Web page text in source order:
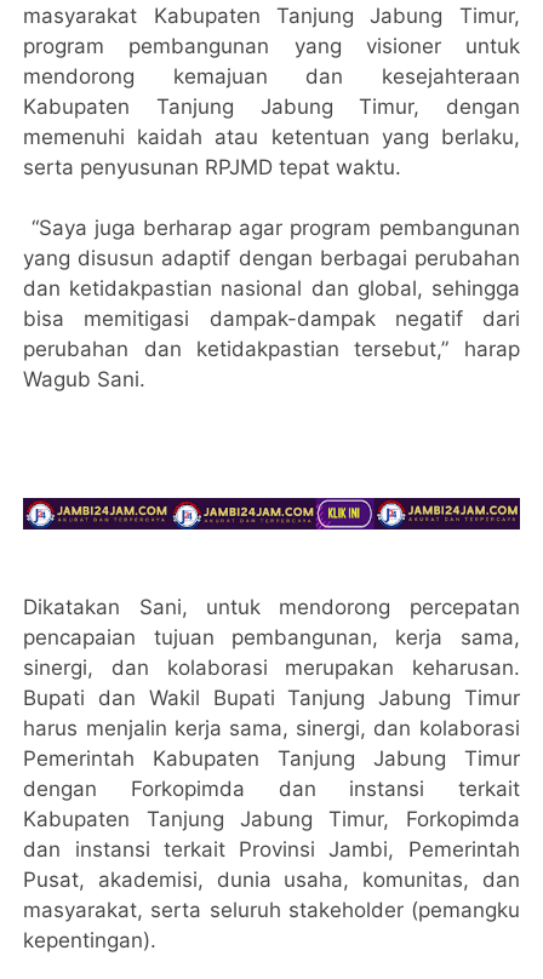
masyarakat Kabupaten Tanjung Jabung Timur,
program pembangunan yang visioner untuk
mendorong kemajuan dan kesejahteraan
Kabupaten Tanjung Jabung Timur, dengan
memenuhi kaidah atau ketentuan yang berlaku,
serta penyusunan RPJMD tepat waktu.
“Saya juga berharap agar program pembangunan
yang disusun adaptif dengan berbagai perubahan
dan ketidakpastian nasional dan global, sehingga
bisa memitigasi dampak-dampak negatif dari
perubahan dan ketidakpastian tersebut,” harap
Wagub Sani.
Dikatakan Sani, untuk mendorong percepatan
pencapaian tujuan pembangunan, kerja sama,
sinergi, dan kolaborasi merupakan keharusan.
Bupati dan Wakil Bupati Tanjung Jabung Timur
harus menjalin kerja sama, sinergi, dan kolaborasi
Pemerintah Kabupaten Tanjung Jabung Timur
dengan Forkopimda dan instansi terkait
Kabupaten Tanjung Jabung Timur, Forkopimda
dan instansi terkait Provinsi Jambi, Pemerintah
Pusat, akademisi, dunia usaha, komunitas, dan
masyarakat, serta seluruh stakeholder (pemangku
kepentingan).